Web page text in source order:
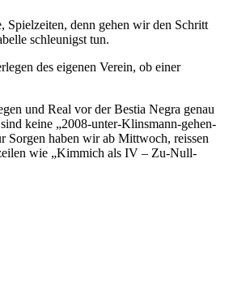
Spielzeiten, denn gehen wir den Schritt
schleunigst tun.
des eigenen Verein, ob einer
und Real vor der Bestia Negra genau
keine „2008-unter-Klinsmann-gehen-
haben wir ab Mittwoch, reissen
wie „Kimmich als IV – Zu-Null-